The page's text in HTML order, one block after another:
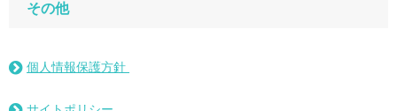
その他
個人情報保護方針